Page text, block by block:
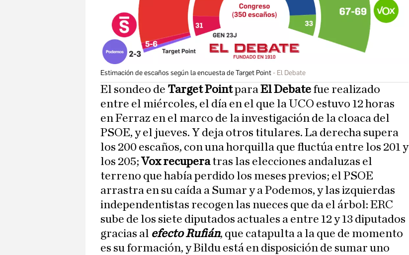
Estimación de escaños según la encuesta de Target Point El Debate
El sondeo de Target PointparaEl Debate fue realizado
entre el miércoles, el día en el que la UCO estuvo 12 horas
en Ferraz en el marco de la investigación de la cloaca del
PSOE, y el jueves. Y deja otros titulares. La derecha supera
los 200 escaños, con una horquilla que fluctúa entre los 201 y
los 205;Vox recuperatras las elecciones andaluzas el
terreno que había perdido los meses previos; el PSOE
arrastra en su caída a Sumar y a Podemos, y las izquierdas
independentistas recogen las nueces que da el árbol: ERC
sube de los siete diputados actuales a entre 12 y 13 diputados
gracias al efecto Rufián, que catapulta a la que de momento
es su formación, y Bildu está en disposición de sumar uno